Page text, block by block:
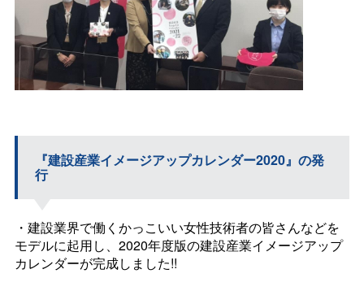
『建設産業イメージアップカレンダー2020』の発
行
・建設業界で働くかっこいい女性技術者の皆さんなどを
モデルに起用し、2020年度版の建設産業イメージアップ
カレンダーが完成しました!!